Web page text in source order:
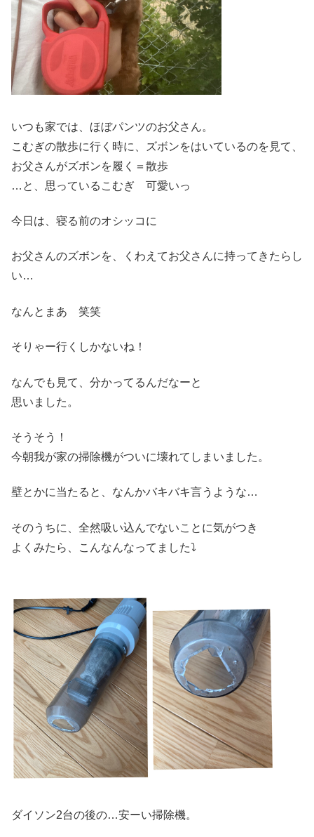
いつも家では、ほぼパンツのお父さん。
こむぎの散歩に行く時に、ズボンをはいているのを見て、
お父さんがズボンを履く＝散歩
…と、思っているこむぎ 可愛いっ
今日は、寝る前のオシッコに
お父さんのズボンを、くわえてお父さんに持ってきたらし
い…
なんとまあ 笑笑
そりゃー行くしかないね！
なんでも見て、分かってるんだなーと
思いました。
そうそう！
今朝我が家の掃除機がついに壊れてしまいました。
壁とかに当たると、なんかバキバキ言うような…
そのうちに、全然吸い込んでないことに気がつき
よくみたら、こんなんなってました⤵︎
ダイソン2台の後の…安ーい掃除機。